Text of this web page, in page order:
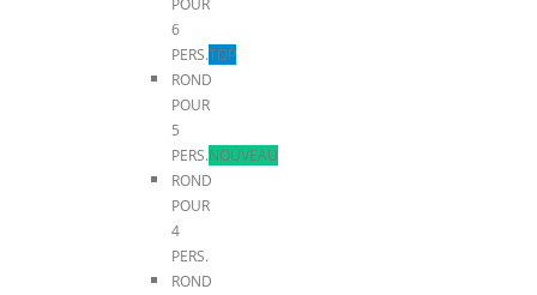
POUR
6
PERS.TOP
ROND
POUR
5
PERS.NOUVEAU
ROND
POUR
4
PERS.
ROND